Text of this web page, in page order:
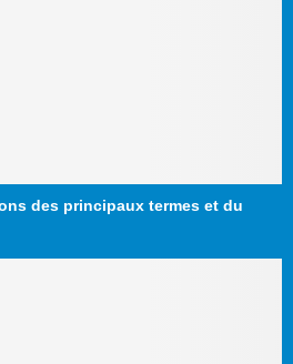
des principaux termes et du